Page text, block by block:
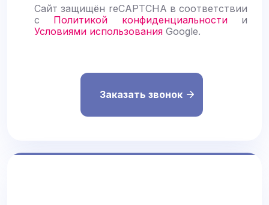
м
Сайт защищён reCAPTCHA в соответствии
с Политикой конфиденциальностии
Условиями использования Google.